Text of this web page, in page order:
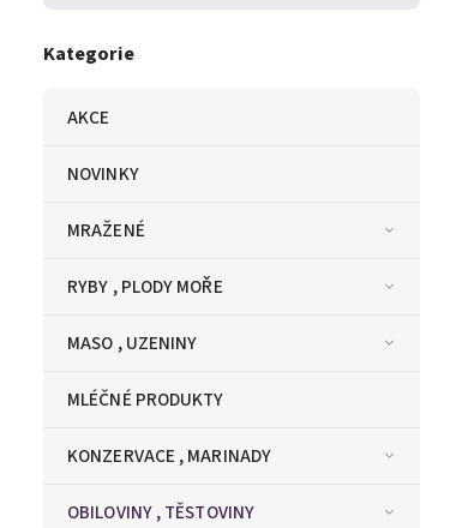
Kategorie
AKCE
NOVINKY
MRAŽENÉ
RYBY , PLODY MOŘE
MASO , UZENINY
MLÉČNÉ PRODUKTY
KONZERVACE , MARINADY
OBILOVINY , TĚSTOVINY